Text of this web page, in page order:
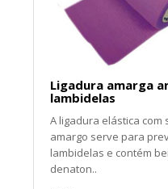
Ligadura amarga
lambidelas
A ligadura elástica com
amargo serve para
lambidelas e contém
denaton..